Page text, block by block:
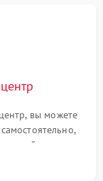
вы можете
сайте